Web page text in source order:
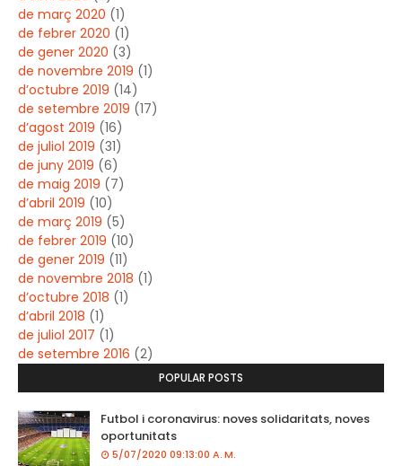
de març 2020 (1)
de febrer 2020 (1)
de gener 2020 (3)
de novembre 2019 (1)
d’octubre 2019 (14)
de setembre 2019 (17)
d’agost 2019 (16)
de juliol 2019 (31)
de juny 2019 (6)
de maig 2019 (7)
d’abril 2019 (10)
de març 2019 (5)
de febrer 2019 (10)
de gener 2019 (11)
de novembre 2018 (1)
d’octubre 2018 (1)
d’abril 2018 (1)
de juliol 2017 (1)
de setembre 2016 (2)
POPULAR POSTS
Futbol i coronavirus: noves solidaritats, noves
oportunitats
5/07/2020 09:13:00 A. M.